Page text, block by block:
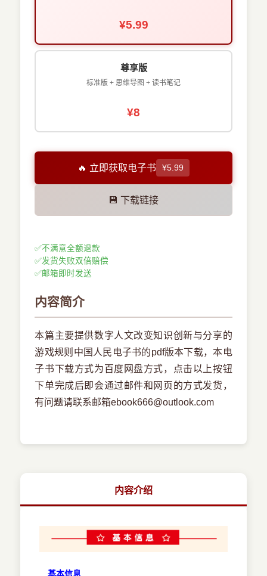
¥5.99
尊享版
标准版 + 思维导图 + 读书笔记
¥8
🔥 立即获取电子书 ¥5.99
💾 下载链接
✅不满意全额退款
✅发货失败双倍赔偿
✅邮箱即时发送
内容简介
本篇主要提供数字人文改变知识创新与分享的
游戏规则中国人民电子书的pdf版本下载，本电
子书下载方式为百度网盘方式，点击以上按钮
下单完成后即会通过邮件和网页的方式发货，
有问题请联系邮箱ebook666@outlook.com
内容介绍
基本信息